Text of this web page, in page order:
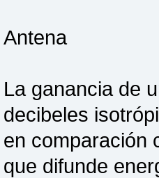
Antena
La ganancia de
decibeles
en comparación
que difunde